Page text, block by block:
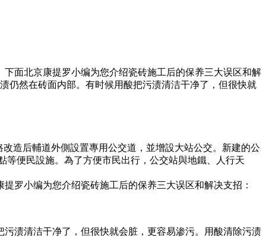
面北京康提罗小编为您介绍瓷砖施工后的保养三大误区和解
仍然在砖面内部。有时候用酸把污渍清洁干净了，但很快就
造后輔道外側設置專用公交道，並增設大站公交。新建的公
便民設施。為了方便市民出行，公交站與地鐵、人行天
罗小编为您介绍瓷砖施工后的保养三大误区和解决支招：
渍清洁干净了，但很快就会脏，更容易渗污。用酸清除污渍